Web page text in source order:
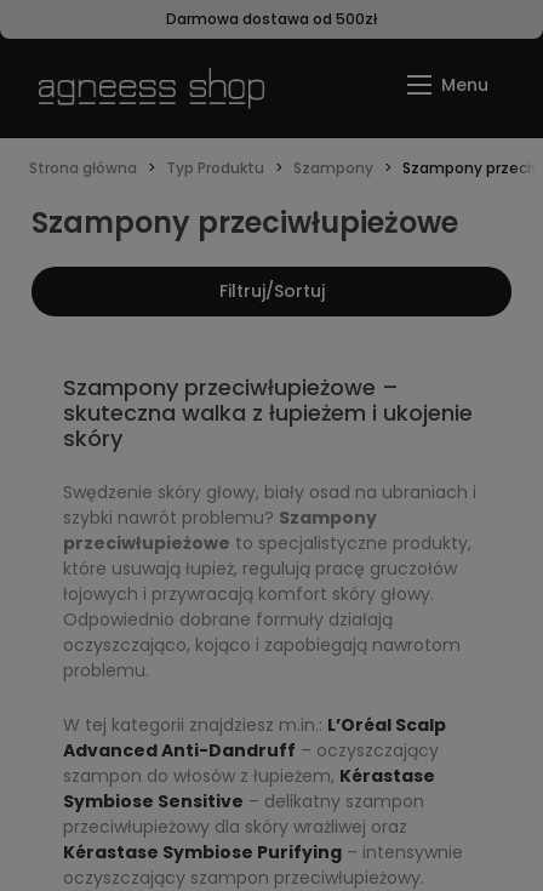
Darmowa dostawa od 500zł
Strona główna Typ Produktu Szampony Szampony
Szampony przeciwłupieżowe
Filtruj/Sortuj
Szampony przeciwłupieżowe –
skuteczna walka z łupieżem i ukojenie
skóry
Swędzenie skóry głowy, biały osad na ubraniach i
szybki nawrót problemu? Szampony
przeciwłupieżowe to specjalistyczne produkty,
które usuwają łupież, regulują pracę gruczołów
łojowych i przywracają komfort skóry głowy.
Odpowiednio dobrane formuły działają
oczyszczająco, kojąco i zapobiegają nawrotom
problemu.
W tej kategorii znajdziesz m.in.: L’Oréal Scalp
Advanced Anti-Dandruff – oczyszczający
szampon do włosów z łupieżem, Kérastase
Symbiose Sensitive – delikatny szampon
przeciwłupieżowy dla skóry wrażliwej oraz
Kérastase Symbiose Purifying – intensywnie
oczyszczający szampon przeciwłupieżowy.